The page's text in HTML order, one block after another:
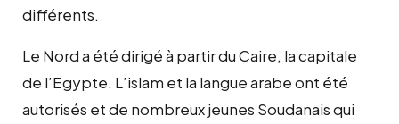
différents.
Le Nord a été dirigé à partir du Caire, la capitale
de l’Egypte. L’islam et la langue arabe ont été
autorisés et de nombreux jeunes Soudanais qui